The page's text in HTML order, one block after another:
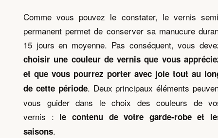
Comme vous pouvez le constater, le vernis
permanent permet de conserver sa manucure
15 jours en moyenne. Pas conséquent, vous
choisir une couleur de vernis que vous
et que vous pourrez porter avec joie tout au
de cette période. Deux principaux éléments
vous guider dans le choix des couleurs de
vernis : le contenu de votre garde-robe et
saisons.